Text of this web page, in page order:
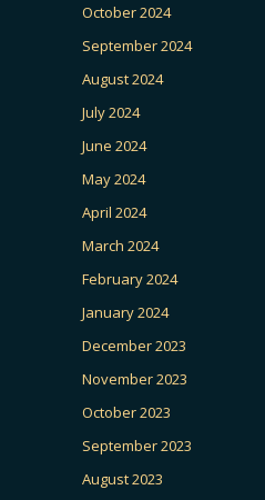
October 2024
September 2024
August 2024
July 2024
June 2024
May 2024
April 2024
March 2024
February 2024
January 2024
December 2023
November 2023
October 2023
September 2023
August 2023